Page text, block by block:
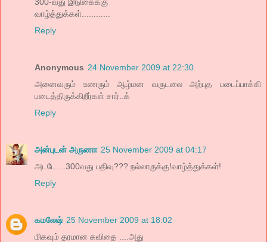
வாழ்த்துக்கள்............
Reply
Anonymous 24 November 2009 at 22:30
அனைவரும் உணரும் ஆழ்மன வருடலை அற்புத படைப்பாக்கி
படைத்திருக்கிறீர்கள் சார்..க்
Reply
அன்புடன் அருணா 25 November 2009 at 04:17
அடடே....300வது பதிவு??? நல்லாருக்கு!வாழ்த்துக்கள்!
Reply
கமலேஷ் 25 November 2009 at 18:02
மிகவும் தரமான கவிதை ....அது